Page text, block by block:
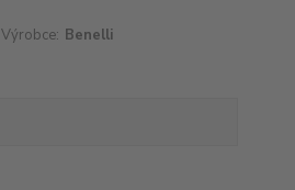
Výrobce: Benelli